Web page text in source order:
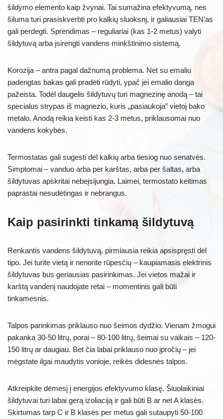
šildymo elemento kaip žvynai. Tai sumažina efektyvumą, nes
šiluma turi prasiskverbti pro kalkių sluoksnį, ir galiausiai TEN’as
gali perdegti. Sprendimas – reguliariai (kas 1-2 metus) valyti
šildytuvą arba įsirengti vandens minkštinimo sistemą.
Korozija – antra pagal dažnumą problema. Net su emaliu
padengtas bakas gali pradėti rūdyti, ypač jei emalio danga
pažeista. Todėl daugelis šildytuvų turi magnezinę anodą – tai
specialus strypas iš magnezio, kuris „pasiaukoja” vietoj bako
metalo. Anodą reikia keisti kas 2-3 metus, priklausomai nuo
vandens kokybės.
Termostatas gali sugesti dėl kalkių arba tiesiog nuo senatvės.
Simptomai – vanduo arba per karštas, arba per šaltas, arba
šildytuvas apskritai nebeįsijungia. Laimei, termostato keitimas
paprastai nesudėtingas ir nebrangus.
Kaip pasirinkti tinkamą šildytuvą
Renkantis vandens šildytuvą, pirmiausia reikia apsispręsti dėl
tipo. Jei turite vietą ir nenorite rūpesčių – kaupiamasis elektrinis
šildytuvas bus geriausias pasirinkimas. Jei vietos mažai ir
karštą vandenį naudojate retai – momentinis gali būti
tinkamesnis.
Talpos parinkimas priklauso nuo šeimos dydžio. Vienam žmogui
pakanka 30-50 litrų, porai – 80-100 litrų, šeimai su vaikais – 120-
150 litrų ar daugiau. Bet čia labai priklauso nuo įpročių – jei
mėgstate ilgai maudytis vonioje, reikės didesnės talpos.
Atkreipkite dėmesį į energijos efektyvumo klasę. Šiuolaikiniai
šildytuvai turi labai gerą izoliaciją ir gali būti B ar net A klasės.
Skirtumas tarp C ir B klasės per metus gali sutaupyti 50-100